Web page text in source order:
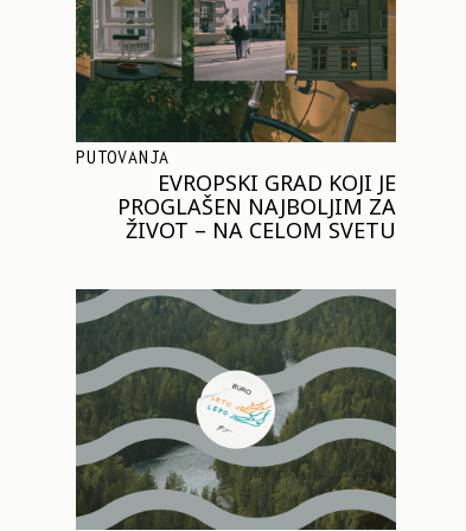
PUTOVANJA
EVROPSKI GRAD KOJI JE
PROGLAŠEN NAJBOLJIM ZA
ŽIVOT – NA CELOM SVETU